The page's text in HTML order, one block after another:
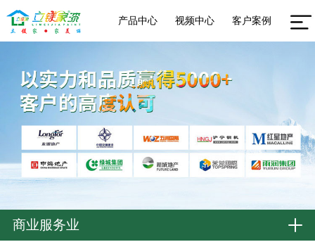
产品中心 视频中心 客户案例
商业服务业